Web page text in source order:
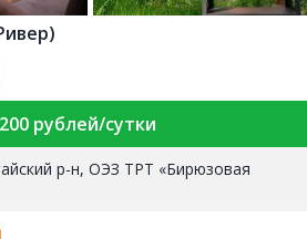
рублей/сутки
р-н, ОЭЗ ТРТ «Бирюзовая